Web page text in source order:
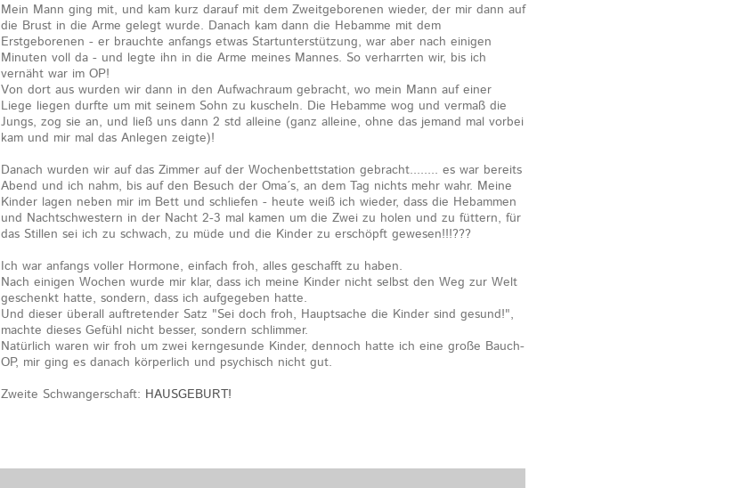
Mein Mann ging mit, und kam kurz darauf mit dem Zweitgeborenen wieder, der mir dann auf
die Brust in die Arme gelegt wurde. Danach kam dann die Hebamme mit dem
Erstgeborenen - er brauchte anfangs etwas Startunterstützung, war aber nach einigen
Minuten voll da - und legte ihn in die Arme meines Mannes. So verharrten wir, bis ich
vernäht war im OP!
Von dort aus wurden wir dann in den Aufwachraum gebracht, wo mein Mann auf einer
Liege liegen durfte um mit seinem Sohn zu kuscheln. Die Hebamme wog und vermaß die
Jungs, zog sie an, und ließ uns dann 2 std alleine (ganz alleine, ohne das jemand mal vorbei
kam und mir mal das Anlegen zeigte)!
Danach wurden wir auf das Zimmer auf der Wochenbettstation gebracht........ es war bereits
Abend und ich nahm, bis auf den Besuch der Oma´s, an dem Tag nichts mehr wahr. Meine
Kinder lagen neben mir im Bett und schliefen - heute weiß ich wieder, dass die Hebammen
und Nachtschwestern in der Nacht 2-3 mal kamen um die Zwei zu holen und zu füttern, für
das Stillen sei ich zu schwach, zu müde und die Kinder zu erschöpft gewesen!!!???
Ich war anfangs voller Hormone, einfach froh, alles geschafft zu haben.
Nach einigen Wochen wurde mir klar, dass ich meine Kinder nicht selbst den Weg zur Welt
geschenkt hatte, sondern, dass ich aufgegeben hatte.
Und dieser überall auftretender Satz "Sei doch froh, Hauptsache die Kinder sind gesund!",
machte dieses Gefühl nicht besser, sondern schlimmer.
Natürlich waren wir froh um zwei kerngesunde Kinder, dennoch hatte ich eine große Bauch-
OP, mir ging es danach körperlich und psychisch nicht gut.
Zweite Schwangerschaft: HAUSGEBURT!